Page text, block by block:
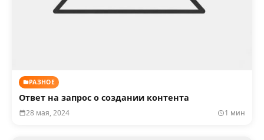
РАЗНОЕ
Ответ на запрос о создании контента
28 мая, 2024 1 мин